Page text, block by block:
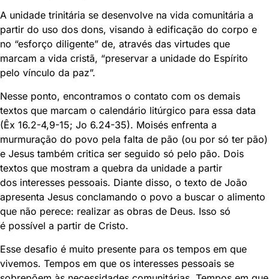
A unidade trinitária se desenvolve na vida comunitária a
partir do uso dos dons, visando à edificação do corpo e
no “esforço diligente” de, através das virtudes que
marcam a vida cristã, “preservar a unidade do Espírito
pelo vínculo da paz”.
Nesse ponto, encontramos o contato com os demais
textos que marcam o calendário litúrgico para essa data
(Êx 16.2-4,9-15; Jo 6.24-35). Moisés enfrenta a
murmuração do povo pela falta de pão (ou por só ter pão)
e Jesus também critica ser seguido só pelo pão. Dois
textos que mostram a quebra da unidade a partir
dos interesses pessoais. Diante disso, o texto de João
apresenta Jesus conclamando o povo a buscar o alimento
que não perece: realizar as obras de Deus. Isso só
é possível a partir de Cristo.
Esse desafio é muito presente para os tempos em que
vivemos. Tempos em que os interesses pessoais se